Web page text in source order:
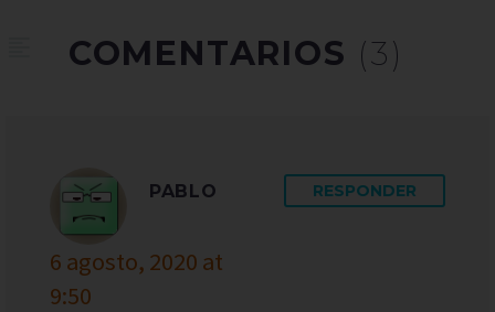
COMENTARIOS (3)
PABLO
6 agosto, 2020 at
9:50
RESPONDER